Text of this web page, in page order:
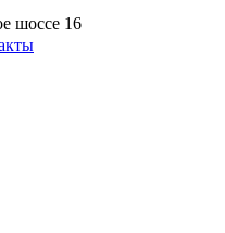
шоссе 16